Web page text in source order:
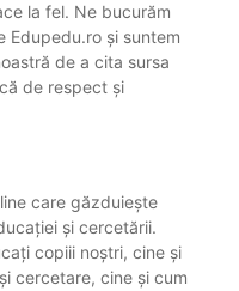
la fel. Ne bucurăm
Edupedu.ro și suntem
de a cita sursa
de respect și
care găzduiește
și cercetării.
copiii noștri, cine și
cercetare, cine și cum